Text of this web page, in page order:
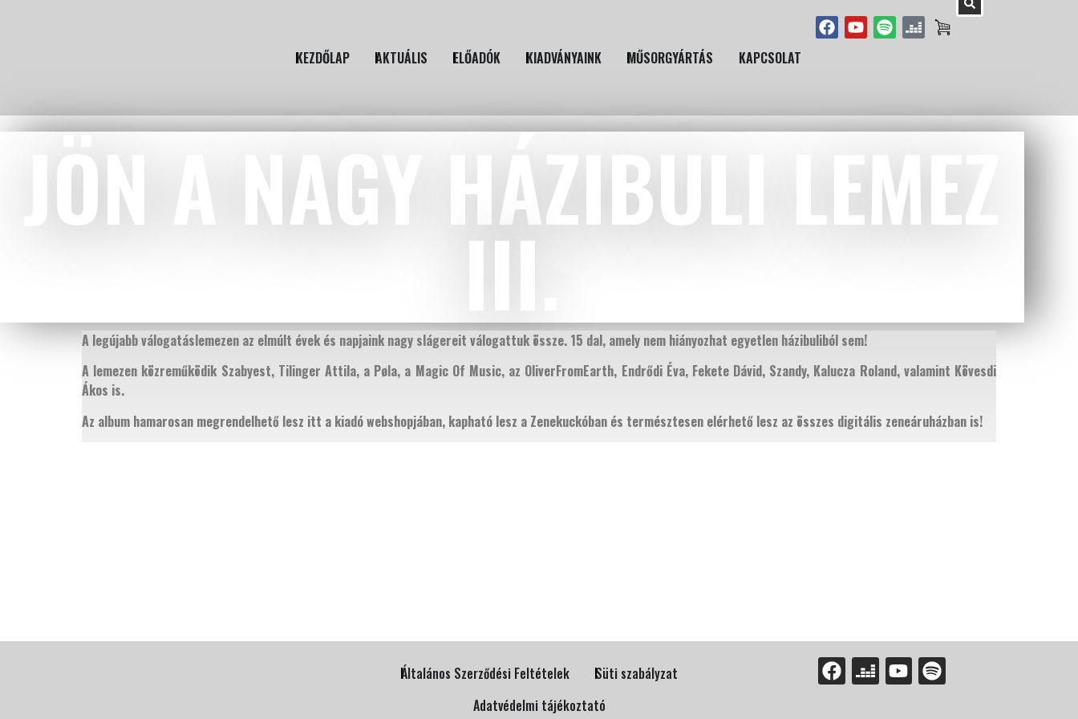
KEZDŐLAP AKTUÁLIS ELŐADÓK KIADVÁNYAINK MŰSORGYÁRTÁS KAPCSOLAT
JÖN A NAGY HÁZIBULI LEMEZ
III.
A legújabb válogatáslemezen az elmúlt évek és napjaink nagy slágereit válogattuk össze. 15 dal, amely nem hiányozhat egyetlen házibuliból sem!
A lemezen közreműködik Szabyest, Tilinger Attila, a Pøla, a Magic Of Music, az OliverFromEarth, Endrődi Éva, Fekete Dávid, Szandy, Kalucza Roland, valamint Kövesdi
Ákos is.
Az album hamarosan megrendelhető lesz itt a kiadó webshopjában, kapható lesz a Zenekuckóban és természtesen elérhető lesz az összes digitális zeneáruházban is!
Általános Szerződési Feltételek
Süti szabályzat
Adatvédelmi tájékoztató